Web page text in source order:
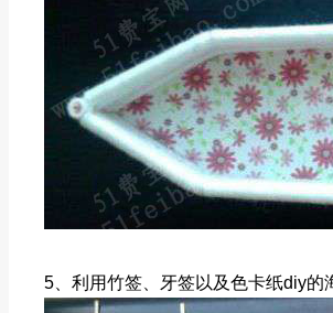
5、利用竹签、牙签以及色卡纸diy的